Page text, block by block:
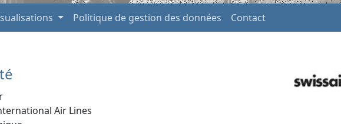
Politique de gestion des données Contact
Air Lines